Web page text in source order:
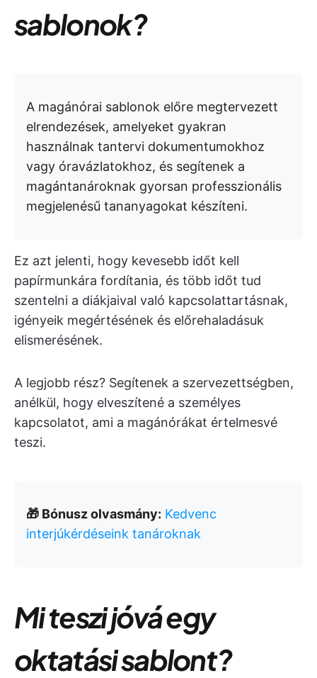
sablonok?
A magánórai sablonok előre megtervezett
elrendezések, amelyeket gyakran
használnak tantervi dokumentumokhoz
vagy óravázlatokhoz, és segítenek a
magántanároknak gyorsan professzionális
megjelenésű tananyagokat készíteni.
Ez azt jelenti, hogy kevesebb időt kell
papírmunkára fordítania, és több időt tud
szentelni a diákjaival való kapcsolattartásnak,
igényeik megértésének és előrehaladásuk
elismerésének.
A legjobb rész? Segítenek a szervezettségben,
anélkül, hogy elveszítené a személyes
kapcsolatot, ami a magánórákat értelmesvé
teszi.
🎁 Bónusz olvasmány: Kedvenc
interjúkérdéseink tanároknak
Mi teszi jóvá egy
oktatási sablont?